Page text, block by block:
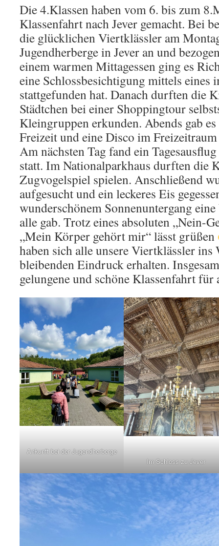
Die 4.Klassen haben vom 6. bis zum
Klassenfahrt nach Jever gemacht. Bei
die glücklichen Viertklässler am
Jugendherberge in Jever an und
einem warmen Mittagessen ging es
eine Schlossbesichtigung mittels eines
stattgefunden hat. Danach durften die
Städtchen bei einer Shoppingtour
Kleingruppen erkunden. Abends gab
Freizeit und eine Disco im
Am nächsten Tag fand ein
statt. Im Nationalparkhaus durften die
Zugvogelspiel spielen. Anschließend
aufgesucht und ein leckeres Eis
wunderschönem Sonnenuntergang
alle gab. Trotz eines absoluten „Nein-
„Mein Körper gehört mir“ lässt grüßen
haben sich alle unsere Viertklässler ins
bleibenden Eindruck erhalten.
gelungene und schöne Klassenfahrt
Ankunft bei der Jugendherberge
Im Schloss zu Jever